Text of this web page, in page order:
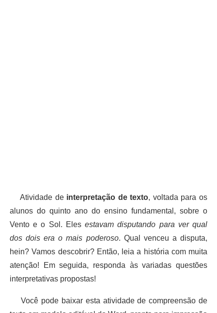
Atividade de interpretação de texto, voltada para os
alunos do quinto ano do ensino fundamental, sobre o
Vento e o Sol. Elesestavam disputando para ver qual
dos dois era o mais poderoso. Qual venceu a disputa,
hein? Vamos descobrir? Então, leia a história com muita
atenção! Em seguida, responda às variadas questões
interpretativas propostas!
Você pode baixar esta atividade de compreensão de